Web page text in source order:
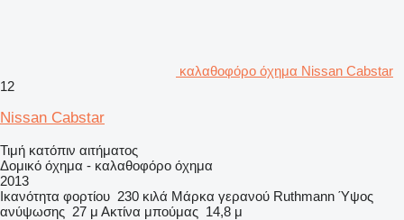
καλαθοφόρο όχημα Nissan Cabstar
12
Nissan Cabstar
Τιμή κατόπιν αιτήματος
Δομικό όχημα - καλαθοφόρο όχημα
2013
Ικανότητα φορτίου 230 κιλά Μάρκα γερανού Ruthmann Ύψος
ανύψωσης 27 μ Ακτίνα μπούμας 14,8 μ